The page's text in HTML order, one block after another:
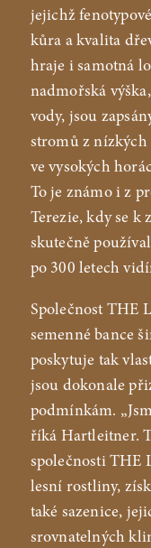
jejichž
kůra a kvalita
hraje i samotná
nadmořská
vody, jsou
stromů z
ve vysokých
To je známo i z
Terezie, kdy se k
skutečně
po 300 letech
Společnost THE
semenné bance
poskytuje tak
jsou dokonale
podmínkám.
říká Hartleitner.
společnosti THE
lesní rostliny,
také sazenice,
srovnatelných